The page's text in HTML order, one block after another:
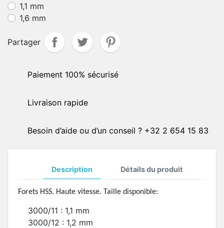
1,1 mm
1,6 mm
Partager
Paiement 100% sécurisé
Livraison rapide
Besoin d’aide ou d’un conseil ? +32 2 654 15 83
Description Détails du produit
Forets HSS. Haute vitesse. Taille disponible:
3000/11 : 1,1 mm
3000/12 : 1,2 mm